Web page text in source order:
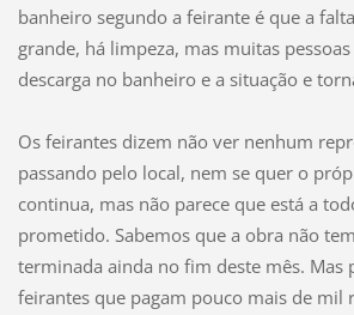
banheiro segundo a feirante é que a
grande, há limpeza, mas muitas
descarga no banheiro e a situação e
Os feirantes dizem não ver nenhum
passando pelo local, nem se quer o
continua, mas não parece que está a
prometido. Sabemos que a obra não
terminada ainda no fim deste mês. Mas
feirantes que pagam pouco mais de mil